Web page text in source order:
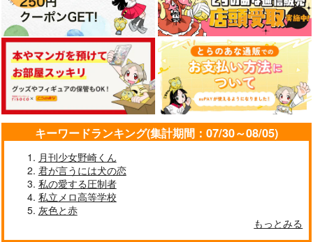
サンプル
作品詳細
サンプル
作品詳細
サンプル
作品詳細
キーワードランキング(集計期間：07/30～08/05)
月刊少女野崎くん
君が言うには犬の恋
私の愛する圧制者
私立メロ高等学校
灰色と赤
もっとみる